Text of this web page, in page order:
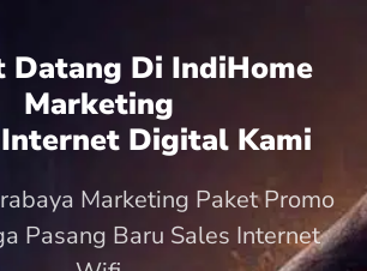
Datang Di IndiHome
Marketing
Digital Kami
Marketing Paket Promo
Pasang Baru Sales Internet